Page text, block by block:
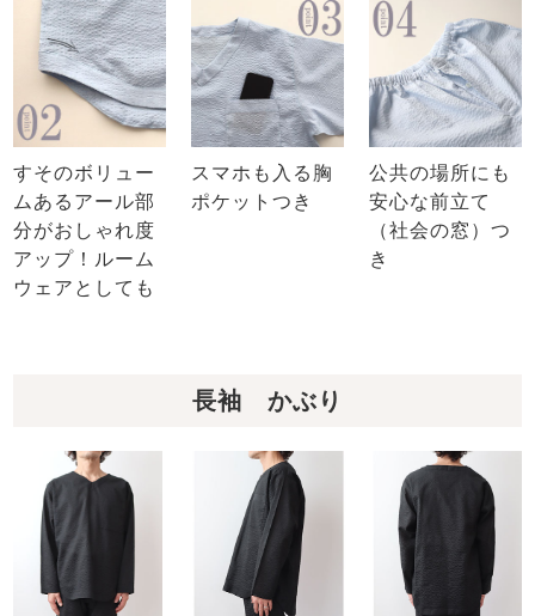
すそのボリュー
ムあるアール部
分がおしゃれ度
アップ！ルーム
ウェアとしても
スマホも入る胸
ポケットつき
公共の場所にも
安心な前立て
（社会の窓）つ
き
長袖 かぶり